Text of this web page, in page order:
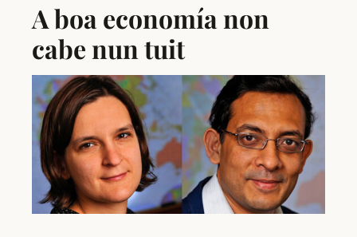
A boa economía non
cabe nun tuit